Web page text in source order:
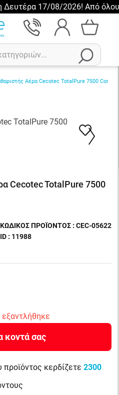
17/08/2026! Από όλους
Αέρα Cecotec TotalPure 7500
Cecotec TotalPure 7500
ΚΩΔΙΚΌΣ ΠΡΟΪΌΝΤΟΣ : CEC-05622
ID : 11988
εξαντλήθηκε
κοντά σας
κερδίζετε 2300